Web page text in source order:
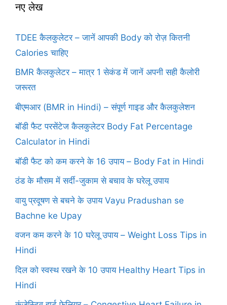
नए लेख
TDEE कैलकुलेटर – जानें आपकी Body को रोज़ कितनी
Calories चाहिए
BMR कैलकुलेटर – मात्र 1 सेकंड में जानें अपनी सही कैलोरी
जरूरत
बीएमआर (BMR in Hindi) – संपूर्ण गाइड और कैलकुलेशन
बॉडी फैट परसेंटेज कैलकुलेटर Body Fat Percentage
Calculator in Hindi
बॉडी फैट को कम करने के 16 उपाय – Body Fat in Hindi
ठंड के मौसम में सर्दी-जुकाम से बचाव के घरेलू उपाय
वायु प्रदूषण से बचने के उपाय Vayu Pradushan se
Bachne ke Upay
वजन कम करने के 10 घरेलू उपाय – Weight Loss Tips in
Hindi
दिल को स्वस्थ रखने के 10 उपाय Healthy Heart Tips in
Hindi